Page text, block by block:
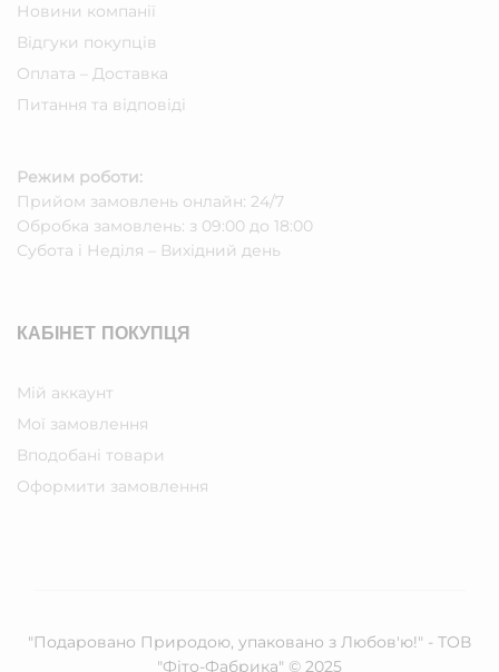
Новини компанії
Відгуки покупців
Оплата – Доставка
Питання та відповіді
Режим роботи:
Прийом замовлень онлайн: 24/7
Обробка замовлень: з 09:00 до 18:00
Субота i Неділя – Вихідний день
КАБІНЕТ ПОКУПЦЯ
Мій аккаунт
Мої замовлення
Вподобані товари
Оформити замовлення
"Подаровано Природою, упаковано з Любов'ю!" - ТОВ
"Фіто-Фабрика" © 2025